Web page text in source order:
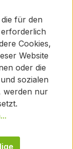
für den
Cookies,
Website
oder die
sozialen
werden nur